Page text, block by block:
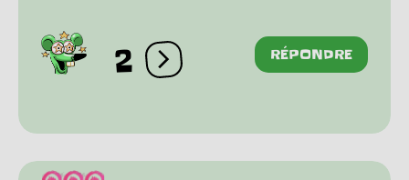
2 Ouvrir les réactions
RÉPONDRE